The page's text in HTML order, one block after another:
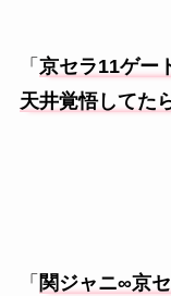
「 京セラ11ゲー
天井覚悟してた
「 関ジャニ∞京